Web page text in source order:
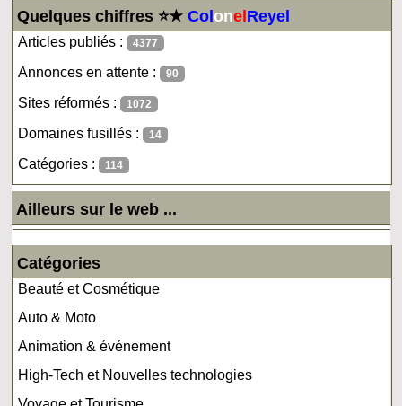
Quelques chiffres ⭐★ColonelReyel
Articles publiés : 4377
Annonces en attente : 90
Sites réformés : 1072
Domaines fusillés : 14
Catégories : 114
Ailleurs sur le web ...
Catégories
Beauté et Cosmétique
Auto & Moto
Animation & événement
High-Tech et Nouvelles technologies